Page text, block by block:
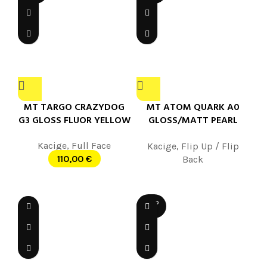
MT TARGO CRAZYDOG
G3 GLOSS FLUOR YELLOW
Kacige, Full Face
110,00 €
MT ATOM QUARK A0
GLOSS/MATT PEARL
Kacige, Flip Up / Flip
Back
SOLD
OUT